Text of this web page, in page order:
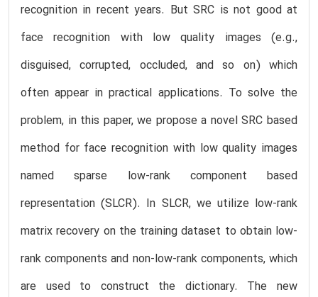
recognition in recent years. But SRC is not good at
face recognition with low quality images (e.g.,
disguised, corrupted, occluded, and so on) which
often appear in practical applications. To solve the
problem, in this paper, we propose a novel SRC based
method for face recognition with low quality images
named sparse low-rank component based
representation (SLCR). In SLCR, we utilize low-rank
matrix recovery on the training dataset to obtain low-
rank components and non-low-rank components, which
are used to construct the dictionary. The new